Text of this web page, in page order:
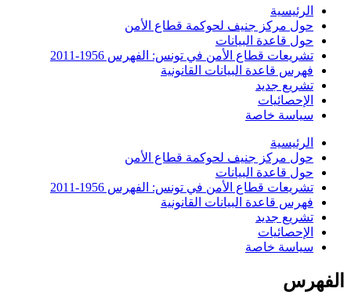
الرئيسية
حول مركز جنيف لحوكمة قطاع الأمن
حول قاعدة البيانات
تشريعات قطاع الأمن في تونس: الفهرس 1956-2011
فهرس قاعدة البيانات القانونية
تشريع جديد
الإحصائيات
سياسة خاصة
الرئيسية
حول مركز جنيف لحوكمة قطاع الأمن
حول قاعدة البيانات
تشريعات قطاع الأمن في تونس: الفهرس 1956-2011
فهرس قاعدة البيانات القانونية
تشريع جديد
الإحصائيات
سياسة خاصة
الفهرس